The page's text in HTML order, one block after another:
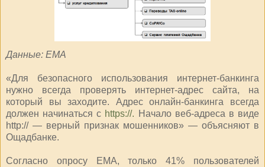
Данные: ЕМА
«Для безопасного использования интернет-банкинга
нужно всегда проверять интернет-адрес сайта, на
который вы заходите. Адрес онлайн-банкинга всегда
должен начинаться с https://. Начало веб-адреса в виде
http:// — верный признак мошенников» — объясняют в
Ощадбанке.
Согласно опросу ЕМА, только 41% пользователей